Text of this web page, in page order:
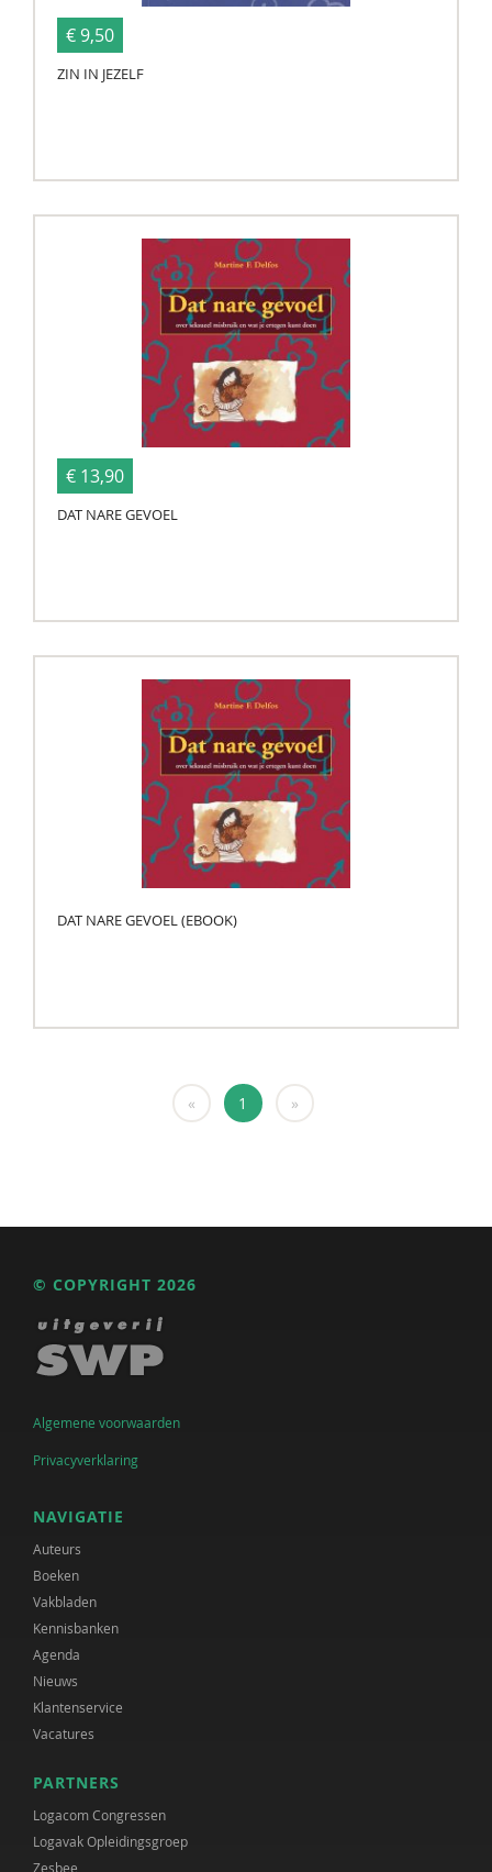
€ 9,50
ZIN IN JEZELF
€ 13,90
DAT NARE GEVOEL
DAT NARE GEVOEL (EBOOK)
« 1 »
© COPYRIGHT 2026
Algemene voorwaarden
Privacyverklaring
NAVIGATIE
Auteurs
Boeken
Vakbladen
Kennisbanken
Agenda
Nieuws
Klantenservice
Vacatures
PARTNERS
Logacom Congressen
Logavak Opleidingsgroep
Zesbee